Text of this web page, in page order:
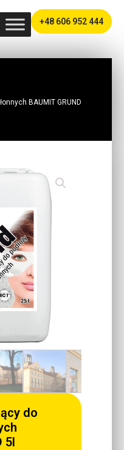
+48 606 952 444
BAUMIT GRUND
do
5l